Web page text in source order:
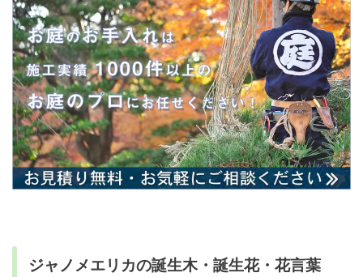
ジャノメエリカの誕生木・誕生花・花言葉